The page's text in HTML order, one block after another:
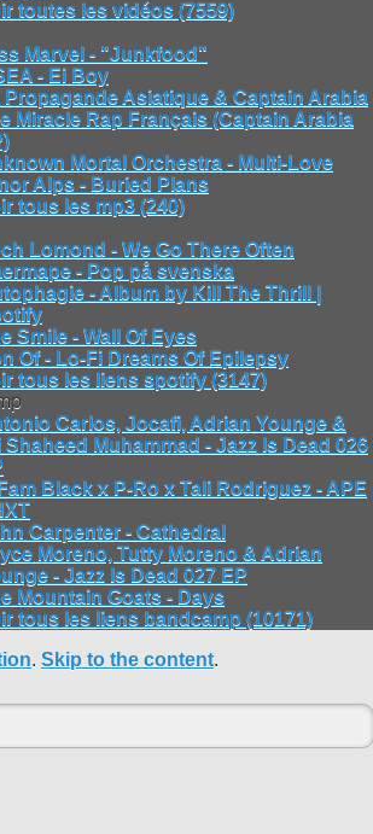
toutes les vidéos (7559)
Marvel - "Junkfood"
- Ei Boy
Propagande Asiatique & Captain Arabia
Miracle Rap Français (Captain Arabia
Mortal Orchestra - Multi-Love
Alps - Buried Plans
tous les mp3 (240)
Lomond - We Go There Often
- Pop på svenska
- Album by Kill The Thrill |
Smile - Wall Of Eyes
Of - Lo-Fi Dreams Of Epilepsy
tous les liens spotify (3147)
Carlos, Jocafi, Adrian Younge &
Shaheed Muhammad - Jazz Is Dead 026
Black x P-Ro x Tali Rodriguez - APE
Carpenter - Cathedral
Moreno, Tutty Moreno & Adrian
- Jazz Is Dead 027 EP
Mountain Goats - Days
tous les liens bandcamp (10171)
. Skip to the content.